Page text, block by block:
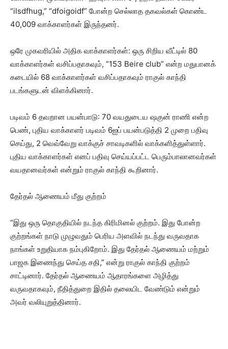
“ilsdfhug,” “dfoigoidf” போன்ற செல்லாத தகவல்கள் கொண்ட
40,009 வாக்காளர்கள் இருந்தனர்.
ஒரே முகவரியில் அதிக வாக்காளர்கள்: ஒரு சிறிய வீட்டில் 80
வாக்காளர்கள் வசிப்பதாகவும், “153 Beire club” என்ற மதுபானக்
கடையில் 68 வாக்காளர்கள் வசிப்பதாகவும் ராகுல் காந்தி
படங்களுடன் விளக்கினார்.
படிவம் 6 தவறான பயன்பாடு: 70 வயதுடைய ஷகுன் ராணி என்ற
பெண், புதிய வாக்காளர் படிவம் 6ஐப் பயன்படுத்தி 2 முறை பதிவு
செய்து, 2 வெவ்வேறு வாக்குச் சாவடிகளில் வாக்களித்துள்ளார்.
புதிய வாக்காளர்கள் எனப் பதிவு செய்யப்பட்ட பெரும்பாலானவர்கள்
வயதானவர்கள் என்றும் ராகுல் காந்தி கூறினார்.
தேர்தல் ஆணையம் மீது குற்றம்
“இது ஒரு தொகுதியில் நடந்த கிரிமினல் குற்றம். இது போன்ற
குற்றங்கள் நாடு முழுவதும் பெரிய அளவில் நடந்து வருவதாக
நாங்கள் உறுதியாக நம்புகிறோம். இது தேர்தல் ஆணையம் மற்றும்
பாஜக இணைந்து செய்த சதி,” என்று ராகுல் காந்தி குற்றம்
சாட்டினார். தேர்தல் ஆணையம் ஆதாரங்களை அழித்து
வருவதாகவும், நீதித்துறை இதில் தலையிட வேண்டும் என்றும்
அவர் வலியுறுத்தினார்.